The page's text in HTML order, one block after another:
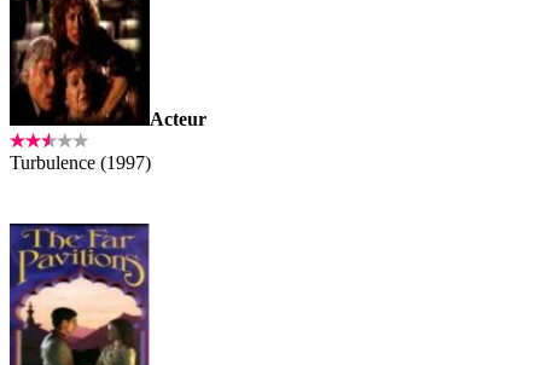
Acteur
Turbulence (1997)